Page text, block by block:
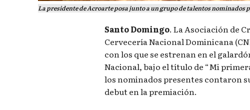
La presidente de Acroarte posa junto a un grupo de talentos nominados
Santo Domingo. La Asociación de
Cervecería Nacional Dominicana
con los que se estrenan en el
Nacional, bajo el título de “Mi
los nominados presentes contaron
debut en la premiación.